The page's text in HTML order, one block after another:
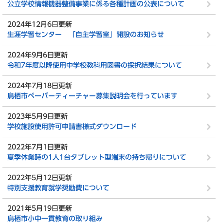
公立学校情報機器整備事業に係る各種計画の公表について
2024年12月6日更新
生涯学習センター 「自主学習室」開設のお知らせ
2024年9月6日更新
令和7年度以降使用中学校教科用図書の採択結果について
2024年7月18日更新
鳥栖市ペーパーティーチャー募集説明会を行っています
2023年5月9日更新
学校施設使用許可申請書様式ダウンロード
2022年7月1日更新
夏季休業時の1人1台タブレット型端末の持ち帰りについて
2022年5月12日更新
特別支援教育就学奨励費について
2021年5月19日更新
鳥栖市小中一貫教育の取り組み